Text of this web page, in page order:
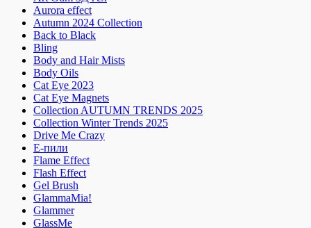
Aurora effect
Autumn 2024 Collection
Back to Black
Bling
Body and Hair Mists
Body Oils
Cat Eye 2023
Cat Eye Magnets
Collection AUTUMN TRENDS 2025
Collection Winter Trends 2025
Drive Me Crazy
E-пили
Flame Effect
Flash Effect
Gel Brush
GlammaMia!
Glammer
GlassMe